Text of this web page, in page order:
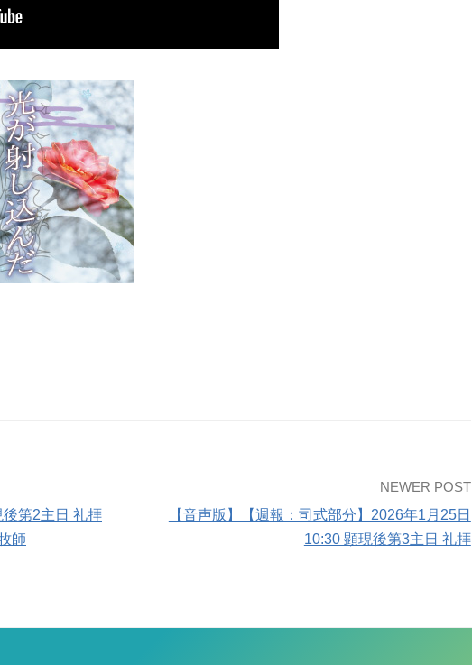
後第2主日 礼拝
師
NEWER POST
【音声版】【週報：司式部分】2026年1月25日
10:30 顕現後第3主日 礼拝